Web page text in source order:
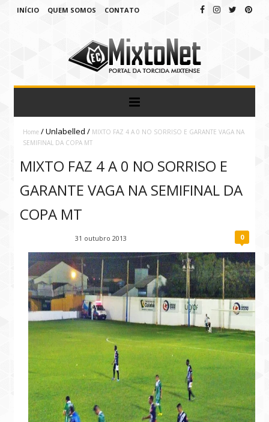
INÍCIO QUEM SOMOS CONTATO
Home /Unlabelled/ MIXTO FAZ 4 A 0 NO SORRISO E GARANTE VAGA NA
SEMIFINAL DA COPA MT
MIXTO FAZ 4 A 0 NO SORRISO E
GARANTE VAGA NA SEMIFINAL DA
COPA MT
31 outubro 2013 0